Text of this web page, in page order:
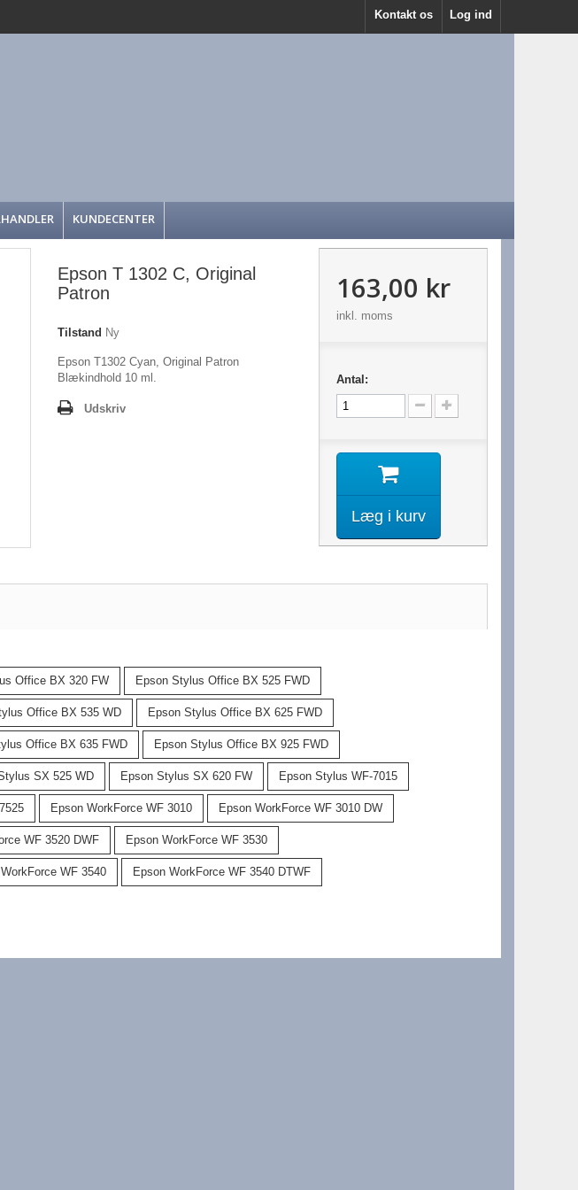
Log ind
Kontakt os
KUNDECENTER
Epson T 1302 C, Original
Patron
Tilstand Ny
Epson T1302 Cyan, Original Patron
Blækindhold 10 ml.
Udskriv
163,00 kr
inkl. moms
Antal:
Læg i kurv
Office BX 320 FW Epson Stylus Office BX 525 FWD
Office BX 535 WD Epson Stylus Office BX 625 FWD
Office BX 635 FWD Epson Stylus Office BX 925 FWD
SX 525 WD Epson Stylus SX 620 FW Epson Stylus WF-7015
Epson WorkForce WF 3010 Epson WorkForce WF 3010 DW
WF 3520 DWF Epson WorkForce WF 3530
WF 3540 Epson WorkForce WF 3540 DTWF